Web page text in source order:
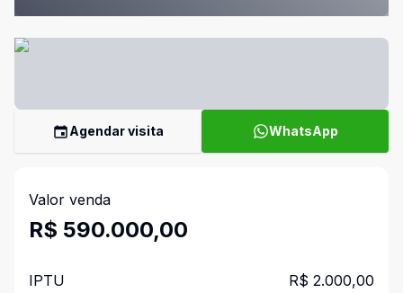
Agendar visita WhatsApp
Valor venda
R$ 590.000,00
IPTU R$ 2.000,00